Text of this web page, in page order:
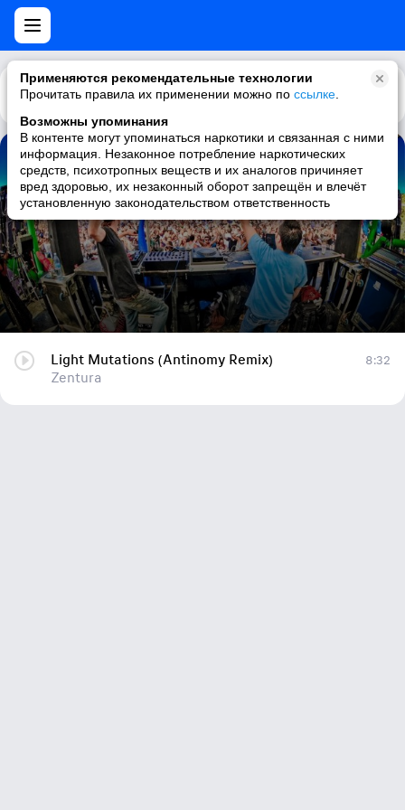
Применяются рекомендательные технологии
Прочитать правила их применении можно по ссылке
Возможны упоминания
В контенте могут упоминаться наркотики и связанная с ними
информация. Незаконное потребление наркотических
средств, психотропных веществ и их аналогов причиняет
вред здоровью, их незаконный оборот запрещён и влечёт
установленную законодательством ответственность
Каталог Рекомендации
Light Mutations (Antinomy Remix)
Zentura
Light Mutations (Antinomy Remix)
Zentura
8:32